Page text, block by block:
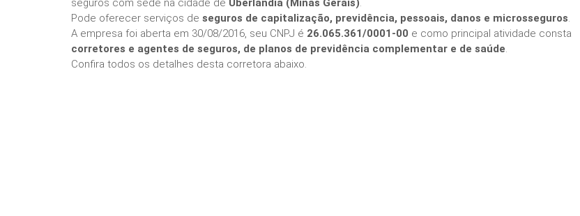
seguros com sede na cidade de Uberlandia (Minas Gerais).
Pode oferecer serviços de seguros de capitalização, previdência, pessoais, danos e microsseguros.
A empresa foi aberta em 30/08/2016, seu CNPJ é 26.065.361/0001-00 e como principal atividade consta
corretores e agentes de seguros, de planos de previdência complementar e de saúde.
Confira todos os detalhes desta corretora abaixo.